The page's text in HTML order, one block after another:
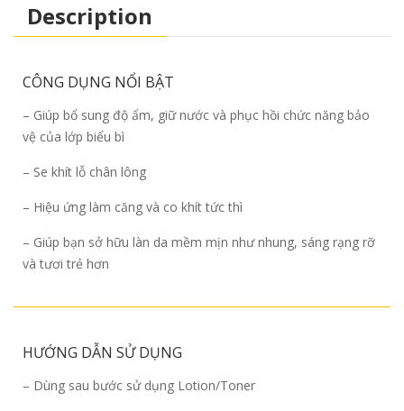
Description
CÔNG DỤNG NỔI BẬT
– Giúp bổ sung độ ẩm, giữ nước và phục hồi chức năng bảo
vệ của lớp biểu bì
– Se khít lỗ chân lông
– Hiệu ứng làm căng và co khít tức thì
– Giúp bạn sở hữu làn da mềm mịn như nhung, sáng rạng rỡ
và tươi trẻ hơn
HƯỚNG DẪN SỬ DỤNG
– Dùng sau bước sử dụng Lotion/Toner